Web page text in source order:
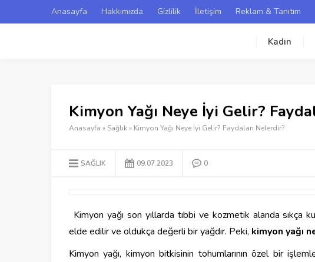
Anasayfa Hakkımızda Gizlilik İletişim Reklam & Tanıtım
Kadın
Kimyon Yağı Neye İyi Gelir?
Anasayfa » Sağlık» Kimyon Yağı Neye İyi Gelir? Faydaları Nelerdir?
SAĞLIK 09.07.2023 0
Kimyon yağı son yıllarda tıbbi ve kozmetik alanda sıkça
elde edilir ve oldukça değerli bir yağdır. Peki, kimyon yağı
Kimyon yağı, kimyon bitkisinin tohumlarının özel bir